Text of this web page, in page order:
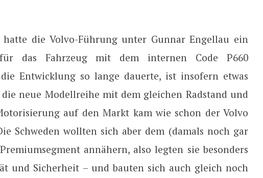
hatte die Volvo-Führung unter Gunnar Engellau ein
das Fahrzeug mit dem internen Code P660
die Entwicklung so lange dauerte, ist insofern etwas
die neue Modellreihe mit dem gleichen Radstand und
auf den Markt kam wie schon der Volvo
Schweden wollten sich aber dem (damals noch gar
annähern, also legten sie besonders
und Sicherheit – und bauten sich auch gleich noch